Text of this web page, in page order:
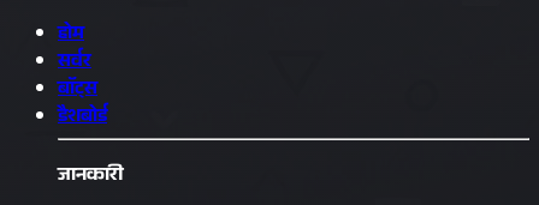
होम
सर्वर
बॉट्स
डैशबोर्ड
जानकारी